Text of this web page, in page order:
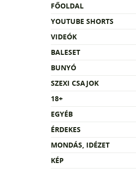
FŐOLDAL
YOUTUBE SHORTS
VIDEÓK
BALESET
BUNYÓ
SZEXI CSAJOK
18+
EGYÉB
ÉRDEKES
MONDÁS, IDÉZET
KÉP